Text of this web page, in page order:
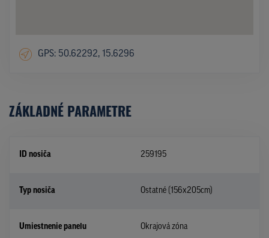
GPS: 50.62292, 15.6296
ZÁKLADNÉ PARAMETRE
ID nosiča 259195
Typ nosiča Ostatné (156x205cm)
Umiestnenie panelu Okrajová zóna